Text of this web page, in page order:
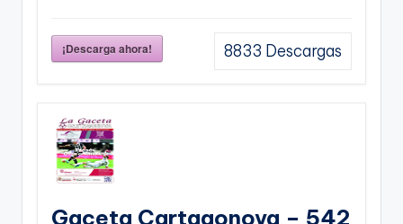
¡Descarga ahora! 8833 Descargas
Gaceta Cartagonova – 542